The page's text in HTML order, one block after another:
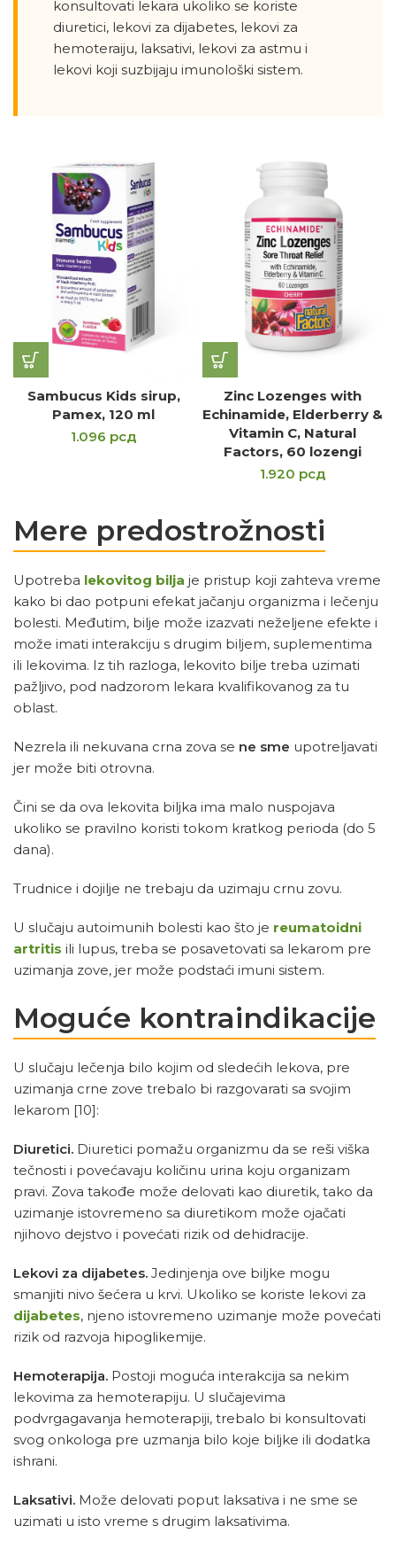
konsultovati lekara ukoliko se koriste
diuretici, lekovi za dijabetes, lekovi za
hemoteraiju, laksativi, lekovi za astmu i
lekovi koji suzbijaju imunološki sistem.
Sambucus Kids sirup,
Pamex, 120 ml
1.096 рсд
Zinc Lozenges with
Echinamide, Elderberry &
Vitamin C, Natural
Factors, 60 lozengi
1.920 рсд
Mere predostrožnosti
Upotreba lekovitog bilja je pristup koji zahteva vreme
kako bi dao potpuni efekat jačanju organizma i lečenju
bolesti. Međutim, bilje može izazvati neželjene efekte i
može imati interakciju s drugim biljem, suplementima
ili lekovima. Iz tih razloga, lekovito bilje treba uzimati
pažljivo, pod nadzorom lekara kvalifikovanog za tu
oblast.
Nezrela ili nekuvana crna zova se ne sme upotreljavati
jer može biti otrovna.
Čini se da ova lekovita biljka ima malo nuspojava
ukoliko se pravilno koristi tokom kratkog perioda (do 5
dana).
Trudnice i dojilje ne trebaju da uzimaju crnu zovu.
U slučaju autoimunih bolesti kao što je reumatoidni
artritis ili lupus, treba se posavetovati sa lekarom pre
uzimanja zove, jer može podstaći imuni sistem.
Moguće kontraindikacije
U slučaju lečenja bilo kojim od sledećih lekova, pre
uzimanja crne zove trebalo bi razgovarati sa svojim
lekarom [10]:
Diuretici. Diuretici pomažu organizmu da se reši viška
tečnosti i povećavaju količinu urina koju organizam
pravi. Zova takođe može delovati kao diuretik, tako da
uzimanje istovremeno sa diuretikom može ojačati
njihovo dejstvo i povećati rizik od dehidracije.
Lekovi za dijabetes. Jedinjenja ove biljke mogu
smanjiti nivo šećera u krvi. Ukoliko se koriste lekovi za
dijabetes, njeno istovremeno uzimanje može povećati
rizik od razvoja hipoglikemije.
Hemoterapija. Postoji moguća interakcija sa nekim
lekovima za hemoterapiju. U slučajevima
podvrgagavanja hemoterapiji, trebalo bi konsultovati
svog onkologa pre uzmanja bilo koje biljke ili dodatka
ishrani.
Laksativi. Može delovati poput laksativa i ne sme se
uzimati u isto vreme s drugim laksativima.